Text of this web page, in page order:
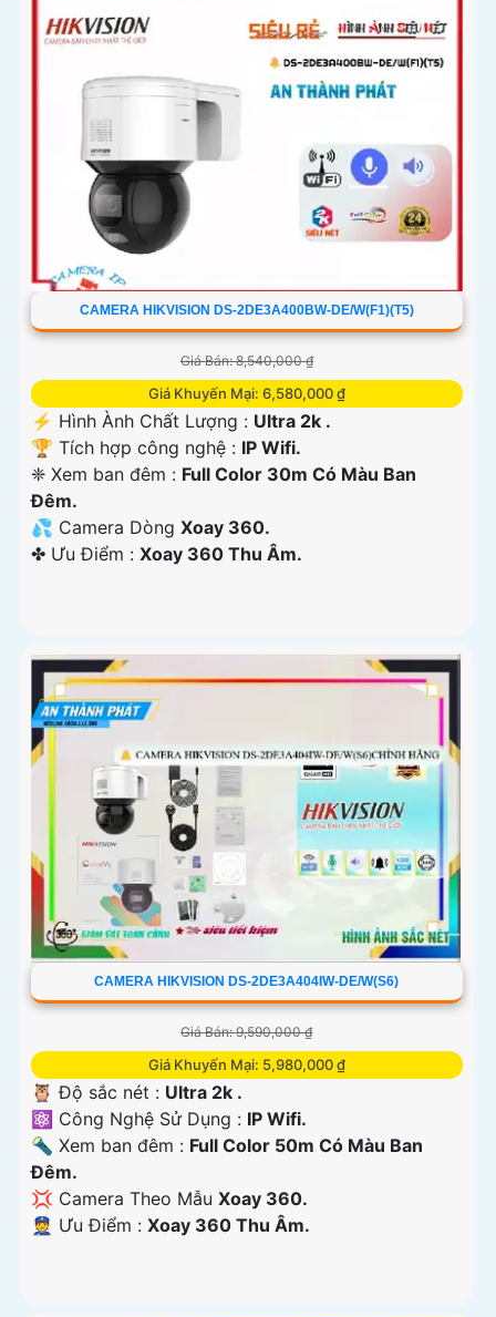
CAMERA HIKVISION DS-2DE3A400BW-DE/W(F1)(T5)
Giá Bán: 8,540,000 ₫
Giá Khuyến Mại: 6,580,000 ₫
️⚡ Hình Ành Chất Lượng : Ultra 2k .
🏆 Tích hợp công nghệ : IP Wifi.
❈ Xem ban đêm : Full Color 30m Có Màu Ban
Đêm.
💦 Camera Dòng Xoay 360.
️✤ Ưu Điểm : Xoay 360 Thu Âm.
CAMERA HIKVISION DS-2DE3A404IW-DE/W(S6)
Giá Bán: 9,590,000 ₫
Giá Khuyến Mại: 5,980,000 ₫
🦉 Độ sắc nét : Ultra 2k .
⚛️ Công Nghệ Sử Dụng : IP Wifi.
🔦 Xem ban đêm : Full Color 50m Có Màu Ban
Đêm.
💢 Camera Theo Mẫu Xoay 360.
️👮 Ưu Điểm : Xoay 360 Thu Âm.